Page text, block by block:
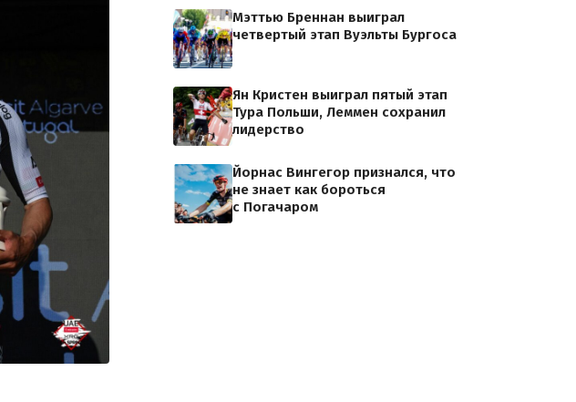
Мэттью Бреннан выиграл
четвертый этап Вуэльты Бургоса
Ян Кристен выиграл пятый этап
Тура Польши, Леммен сохранил
лидерство
Йорнас Вингегор признался, что
не знает как бороться
с Погачаром